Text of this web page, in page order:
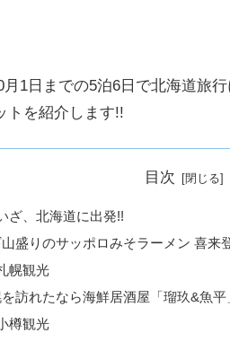
1日までの5泊6日で北海道旅
トを紹介します!!
目次
ざ、北海道に出発!!
盛りのサッポロみそラーメン 喜来
幌観光
訪れたなら海鮮居酒屋「瑠玖&魚平
樽観光